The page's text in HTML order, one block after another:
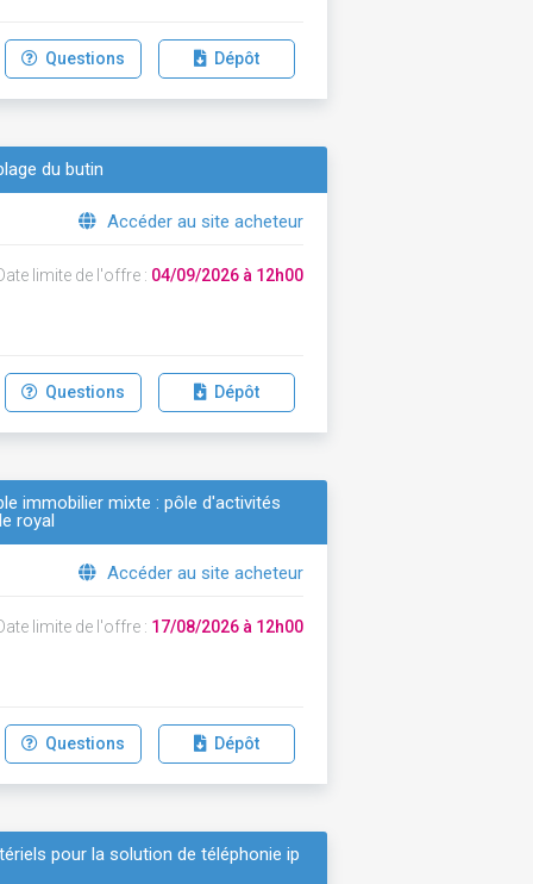
Questions Dépôt
du butin
Accéder au site acheteur
limite de l'offre : 04/09/2026 à 12h00
Questions Dépôt
immobilier mixte : pôle d'activités
royal
Accéder au site acheteur
limite de l'offre : 17/08/2026 à 12h00
Questions Dépôt
pour la solution de téléphonie ip